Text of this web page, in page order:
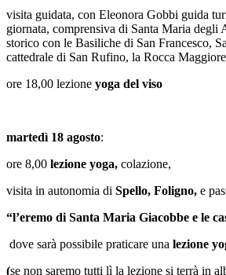
visita guidata, con Eleonora Gobbi guida
giornata, comprensiva di Santa Maria degli
storico con le Basiliche di San Francesco,
cattedrale di San Rufino, la Rocca
ore 18,00 lezione yoga del viso
martedì 18 agosto:
ore 8,00 lezione yoga, colazione,
visita in autonomia di Spello, Foligno, e
“l’eremo di Santa Maria Giacobbe e le
dove sarà possibile praticare una lezione
(se non saremo tutti lì la lezione si terrà in